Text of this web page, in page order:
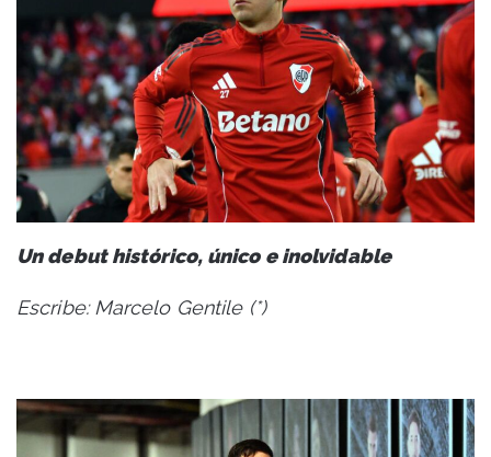
Un debut histórico, único e inolvidable
Escribe: Marcelo Gentile (*)